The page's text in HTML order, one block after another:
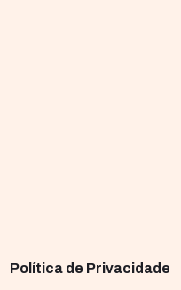
Política de Privacidade